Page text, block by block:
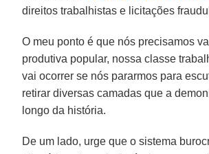
direitos trabalhistas e licitações
O meu ponto é que nós precisamos
produtiva popular, nossa classe
vai ocorrer se nós pararmos para
retirar diversas camadas que a
longo da história.
De um lado, urge que o sistema